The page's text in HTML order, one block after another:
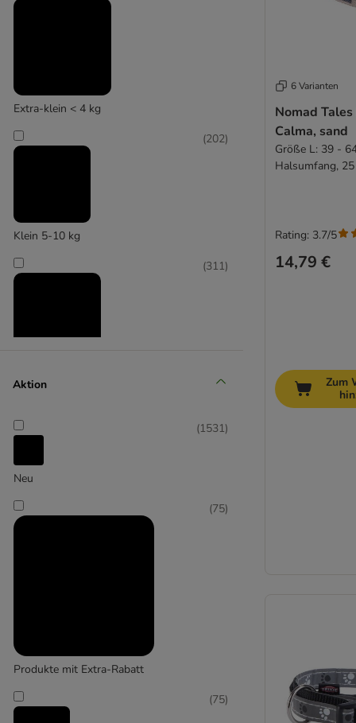
Freudentier
(9)
Extra-klein < 4 kg
Klein 5-10 kg
(202)
(311)
Groß 26-45 kg
Extra-groß > 45 kg
Aktion
Neu
(1531)
Produkte mit Extra-Rabatt
(75)
(75)
6 Varianten
Nomad
Calma, sand
Größe L: 39 -
Halsumfang,
14,79 €
Rating: 3.7/5
Zum